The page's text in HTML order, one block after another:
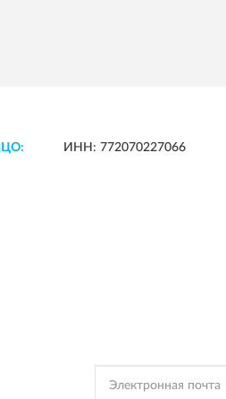
ИНН: 772070227066